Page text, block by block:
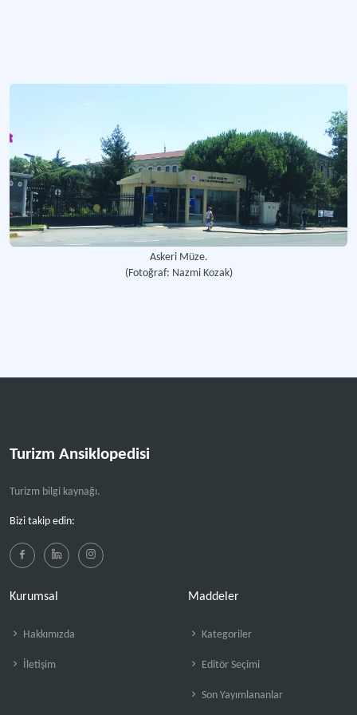
Askeri Müze.
(Fotoğraf: Nazmi Kozak)
Turizm Ansiklopedisi
Turizm bilgi kaynağı.
Bizi takip edin:
Kurumsal
Hakkımızda
İletişim
Maddeler
Kategoriler
Editör Seçimi
Son Yayımlananlar